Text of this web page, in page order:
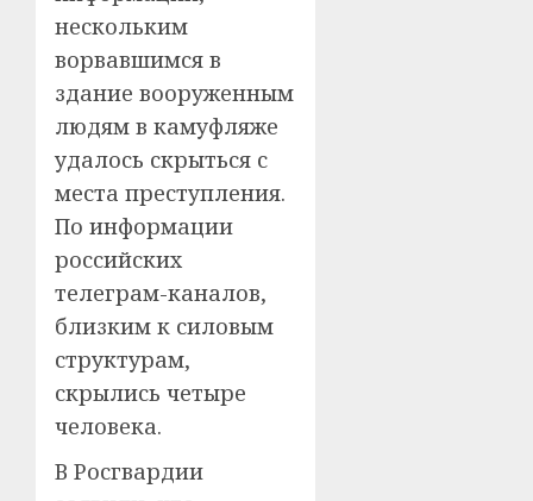
нескольким
ворвавшимся в
здание вооруженным
людям в камуфляже
удалось скрыться с
места преступления.
По информации
российских
телеграм-каналов,
близким к силовым
структурам,
скрылись четыре
человека.
В Росгвардии